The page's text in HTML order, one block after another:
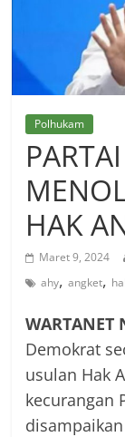
Polhukam
HAK
Maret 9, 2024
ahy,angket,
WARTANET
Demokrat
usulan Hak
kecurangan